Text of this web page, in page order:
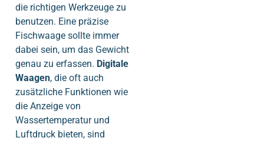
die richtigen Werkzeuge zu
benutzen. Eine präzise
Fischwaage sollte immer
dabei sein, um das Gewicht
genau zu erfassen. Digitale
Waagen, die oft auch
zusätzliche Funktionen wie
die Anzeige von
Wassertemperatur und
Luftdruck bieten, sind